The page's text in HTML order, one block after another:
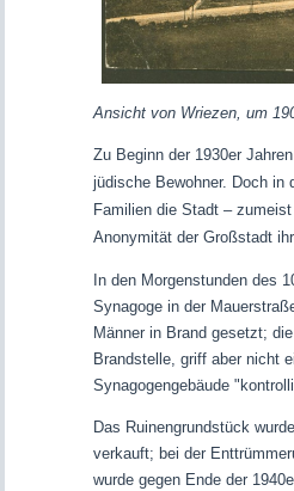
Ansicht von Wriezen, um
Zu Beginn der 1930er
jüdische Bewohner. Doch in
Familien die Stadt –
Anonymität der Großstadt
In den Morgenstunden des
Synagoge in der
Männer in Brand gesetzt;
Brandstelle, griff aber nicht
Synagogengebäude
Das Ruinengrundstück
verkauft; bei der
wurde gegen Ende der